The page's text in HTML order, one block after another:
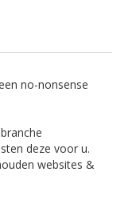
no-nonsense
deze voor u.
websites &